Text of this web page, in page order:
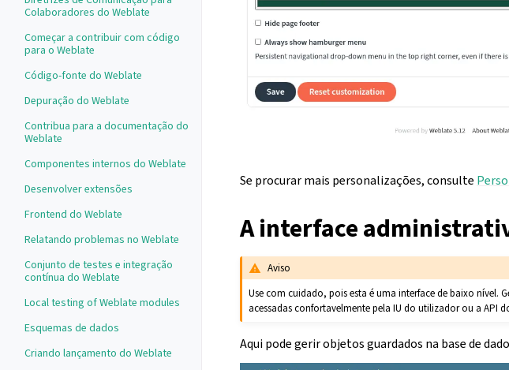
Colaboradores do Weblate
Começar a contribuir com código
para o Weblate
Código-fonte do Weblate
Depuração do Weblate
Contribua para a documentação do
Weblate
Componentes internos do Weblate
Desenvolver extensões
Frontend do Weblate
Relatando problemas no Weblate
Conjunto de testes e integração
contínua do Weblate
Local testing of Weblate modules
Esquemas de dados
Criando lançamento do Weblate
Se procurar mais personalizações, consulte
A interface
Aviso
Use com cuidado, pois esta é uma interface de baixo nível.
acessadas confortavelmente pela IU do utilizador ou a API
Aqui pode gerir objetos guardados na base de